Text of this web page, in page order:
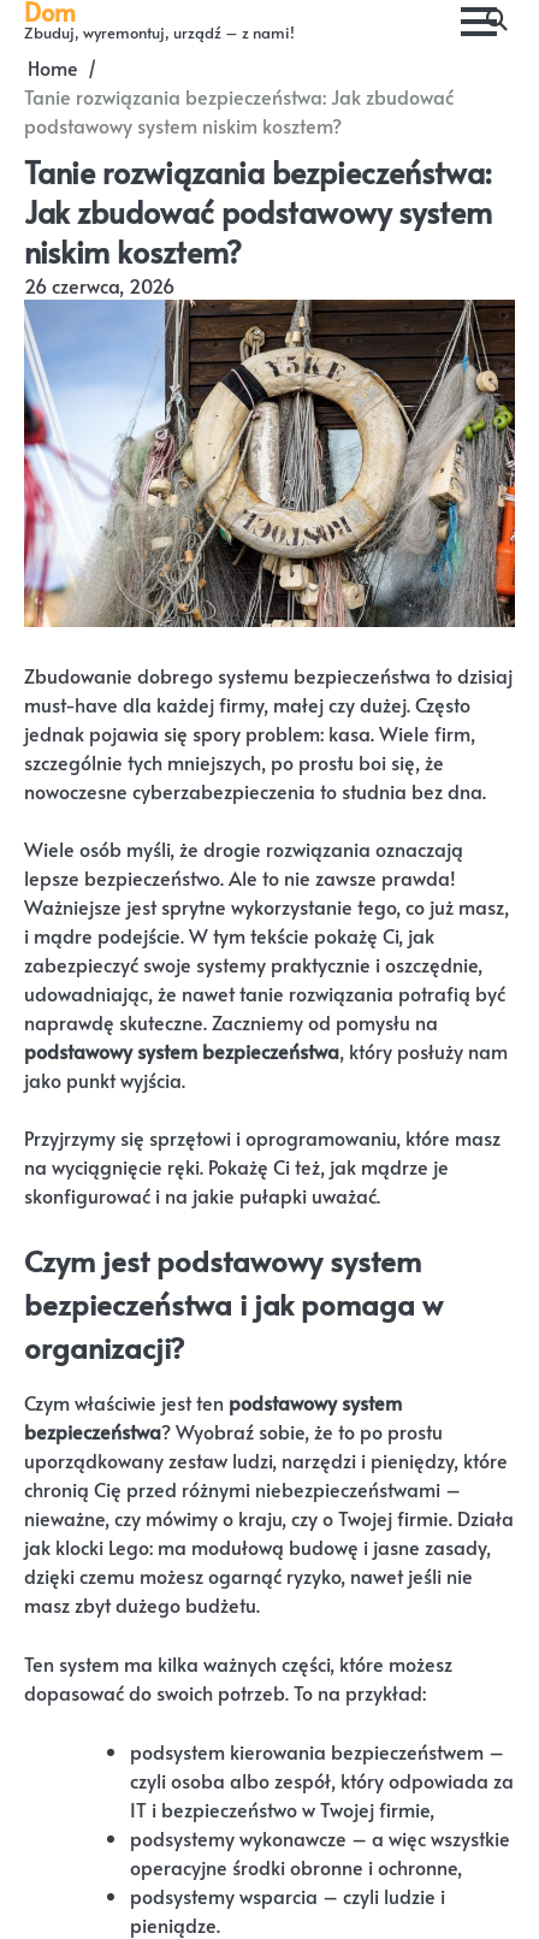
Skip
content
Dom
Zbuduj, wyremontuj, urządź – z nami!
Home
Tanie rozwiązania bezpieczeństwa: Jak zbudować
podstawowy system niskim kosztem?
Tanie rozwiązania bezpieczeństwa:
Jak zbudować podstawowy system
niskim kosztem?
26 czerwca, 2026
Zbudowanie dobrego systemu bezpieczeństwa to dzisiaj
must-have dla każdej firmy, małej czy dużej. Często
jednak pojawia się spory problem: kasa. Wiele firm,
szczególnie tych mniejszych, po prostu boi się, że
nowoczesne cyberzabezpieczenia to studnia bez dna.
Wiele osób myśli, że drogie rozwiązania oznaczają
lepsze bezpieczeństwo. Ale to nie zawsze prawda!
Ważniejsze jest sprytne wykorzystanie tego, co już masz,
i mądre podejście. W tym tekście pokażę Ci, jak
zabezpieczyć swoje systemy praktycznie i oszczędnie,
udowadniając, że nawet tanie rozwiązania potrafią być
naprawdę skuteczne. Zaczniemy od pomysłu na
podstawowy system bezpieczeństwa, który posłuży nam
jako punkt wyjścia.
Przyjrzymy się sprzętowi i oprogramowaniu, które masz
na wyciągnięcie ręki. Pokażę Ci też, jak mądrze je
skonfigurować i na jakie pułapki uważać.
Czym jest podstawowy system
bezpieczeństwa i jak pomaga w
organizacji?
Czym właściwie jest ten podstawowy system
bezpieczeństwa? Wyobraź sobie, że to po prostu
uporządkowany zestaw ludzi, narzędzi i pieniędzy, które
chronią Cię przed różnymi niebezpieczeństwami –
nieważne, czy mówimy o kraju, czy o Twojej firmie. Działa
jak klocki Lego: ma modułową budowę i jasne zasady,
dzięki czemu możesz ogarnąć ryzyko, nawet jeśli nie
masz zbyt dużego budżetu.
Ten system ma kilka ważnych części, które możesz
dopasować do swoich potrzeb. To na przykład:
podsystem kierowania bezpieczeństwem –
czyli osoba albo zespół, który odpowiada za
IT i bezpieczeństwo w Twojej firmie,
podsystemy wykonawcze – a więc wszystkie
operacyjne środki obronne i ochronne,
podsystemy wsparcia – czyli ludzie i
pieniądze.